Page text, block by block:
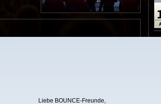
Liebe BOUNCE-Freunde,